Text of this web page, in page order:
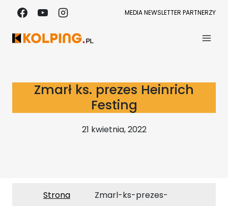
Przejdź
treści
MEDIANEWSLETTER PARTNERZY
Zmarł ks. prezes Heinrich
Festing
21 kwietnia, 2022
Strona
Zmarl-ks-prezes-